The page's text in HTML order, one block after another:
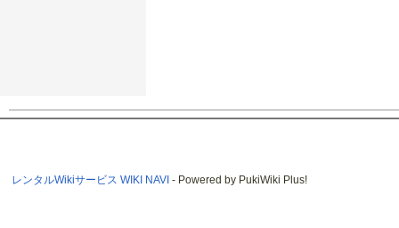
レンタルWikiサービス WIKI NAVI - Powered by PukiWiki Plus!